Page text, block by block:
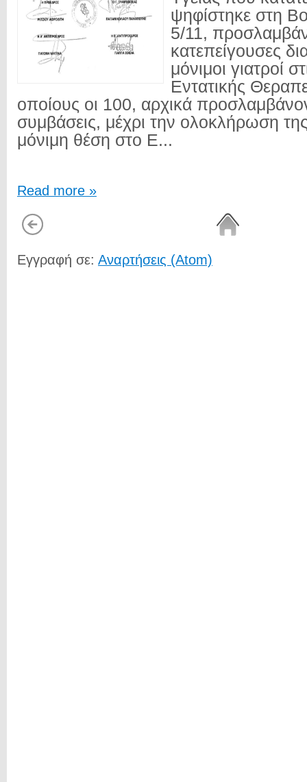
ψηφίστηκε στη
5/11,
κατεπείγουσες
μόνιμοι γιατροί
Εντατικής
οποίους οι 100, αρχικά
συμβάσεις, μέχρι την ολοκλήρωση
μόνιμη θέση στο Ε...
Read more »
Εγγραφή σε: Αναρτήσεις (Atom)